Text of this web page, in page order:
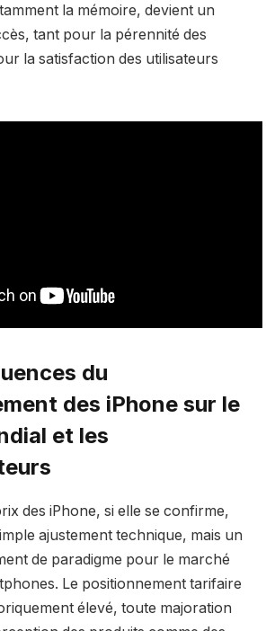
la mémoire, devient un
tant pour la pérennité des
la satisfaction des utilisateurs
du
des iPhone sur le
et les
des iPhone, si elle se confirme,
ajustement technique, mais un
de paradigme pour le marché
Le positionnement tarifaire
élevé, toute majoration